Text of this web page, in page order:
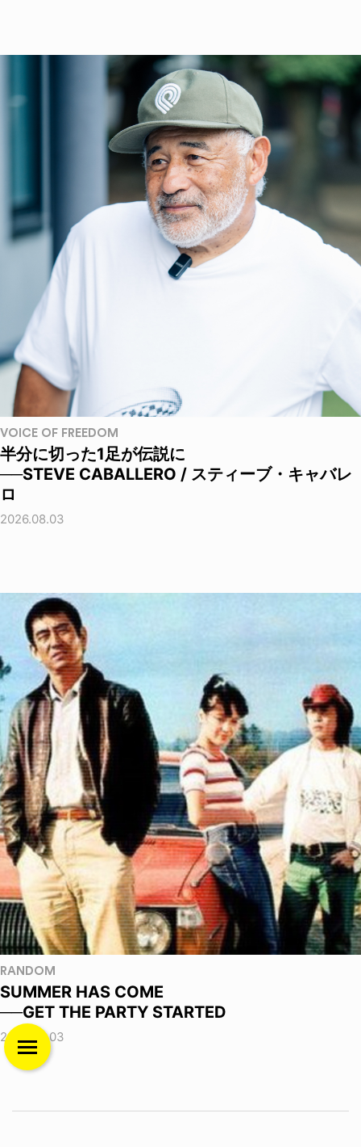
VOICE OF FREEDOM
半分に切った1足が伝説に
──STEVE CABALLERO / スティーブ・キャバレ
ロ
2026.08.03
RANDOM
SUMMER HAS COME
──GET THE PARTY STARTED
2026.08.03